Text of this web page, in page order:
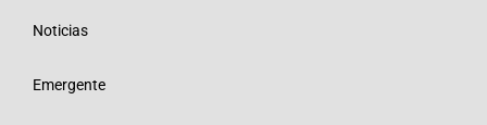
Noticias
Emergente